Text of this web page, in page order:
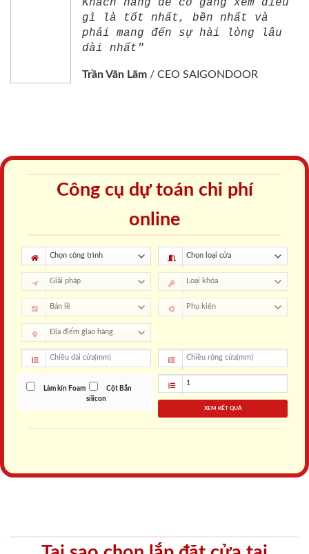
Khách hàng để cố gắng xem điều
gì là tốt nhất, bền nhất và
phải mang đến sự hài lòng lâu
dài nhất"
Trần Văn Lãm / CEO SAIGONDOOR
Công cụ dự toán chi phí
online
Làm kín Foam
Cột Bắn
silicon
XEM KẾT QUẢ